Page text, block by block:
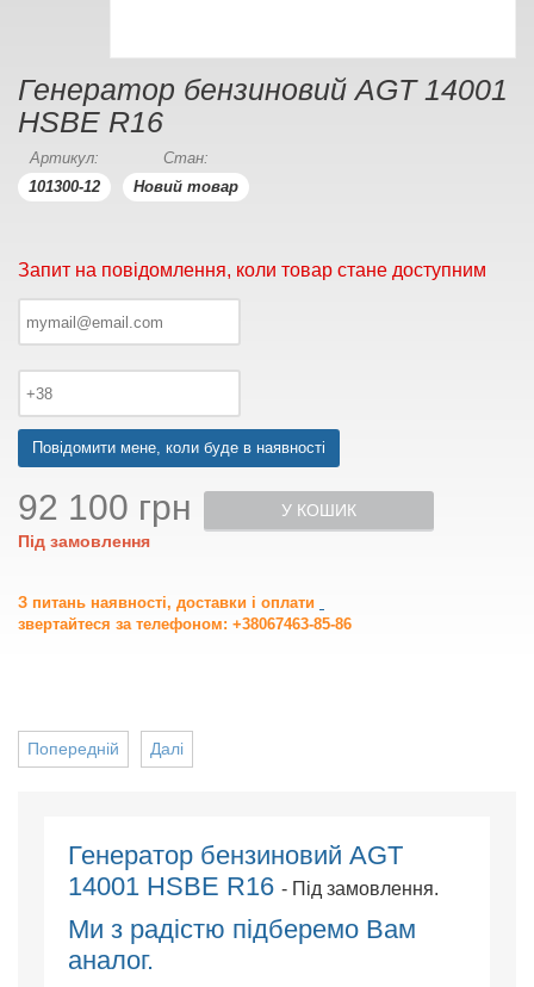
Генератор бензиновий AGT 14001
HSBE R16
Артикул:
101300-12
Стан:
Новий товар
Запит на повідомлення, коли товар стане доступним
Повідомити мене, коли буде в наявності
92 100 грн
Під замовлення
У КОШИК
З питань наявності, доставки і оплати
звертайтеся за телефоном: +38067463-85-86
Далі
Попередній
Генератор бензиновий AGT
14001 HSBE R16 - Під замовлення.
Ми з радістю підберемо Вам
аналог.